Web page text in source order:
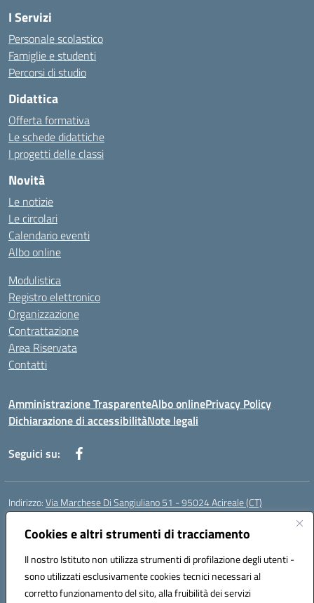
Cookies e altri strumenti di tracciamento
Il nostro Istituto non utilizza strumenti di profilazione degli utenti -
sono utilizzati esclusivamente cookies tecnici necessari al
corretto funzionamento del sito, alla fruibilità dei servizi
I Servizi
Personale scolastico
Famiglie e studenti
Percorsi di studio
Didattica
Offerta formativa
Le schede didattiche
I progetti delle classi
Novità
Le notizie
Le circolari
Calendario eventi
Albo online
Modulistica
Registro elettronico
Organizzazione
Contrattazione
Area Riservata
Contatti
Amministrazione TrasparenteAlbo onlinePrivacy Policy
Dichiarazione di accessibilitàNote legali
Seguici su:
Indirizzo:Via Marchese Di Sangiuliano 51 - 95024 Acireale (CT)
Centralino:
Posta elettronica certificata (PEC):ctic8at00b@pec.istruzione.it
Codice fiscale: 81001970870
Codice meccanografico:CTIC8AT00B
Codice Indice delle Pubbliche Amministrazioni (IPA): istsc_ctic8at00b